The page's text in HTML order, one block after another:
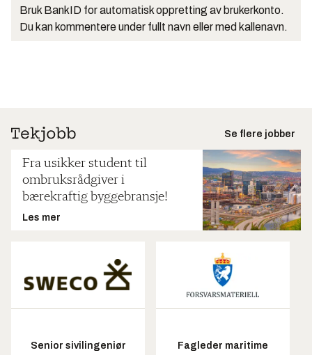
Bruk BankID for automatisk oppretting av brukerkonto.
Du kan kommentere under fullt navn eller med kallenavn.
Se flere jobber
Fra usikker student til
ombruksrådgiver i
bærekraftig byggebransje!
Les mer
Senior sivilingeniør
Fagleder maritime